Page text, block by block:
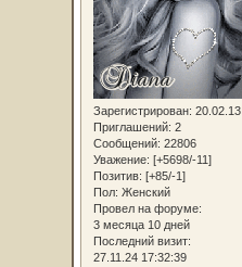
Зарегистрирован: 20.02.13
Приглашений: 2
Сообщений: 22806
Уважение: [+5698/-11]
Позитив: [+85/-1]
Пол: Женский
Провел на форуме:
3 месяца 10 дней
Последний визит:
27.11.24 17:32:39